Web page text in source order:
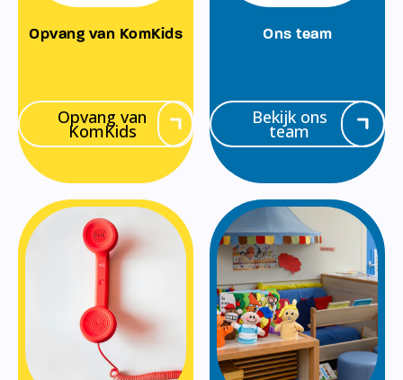
Opvang van KomKids
Opvang van
KomKids
Ons team
Bekijk ons
team